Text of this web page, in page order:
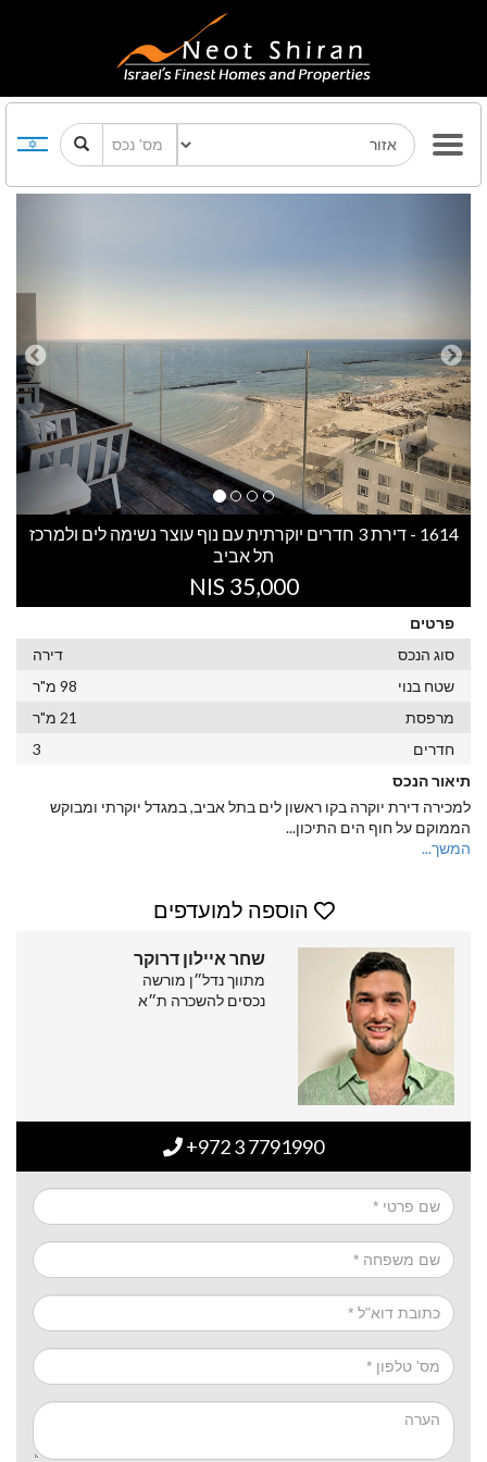
Previous Next
1614 - דירת 3 חדרים יוקרתית עם נוף עוצר נשימה לים ולמרכז
תל אביב
35,000 NIS
פרטים
סוג הנכס
דירה
שטח בנוי
98 מ"ר
מרפסת
21 מ"ר
חדרים
3
תיאור הנכס
למכירה דירת יוקרה בקו ראשון לים בתל אביב, במגדל יוקרתי ומבוקש
הממוקם על חוף הים התיכון...
המשך...
הוספה למועדפים
שחר איילון דרוקר
מתווך נדל״ן מורשה
נכסים להשכרה ת״א
+972 3 7791990